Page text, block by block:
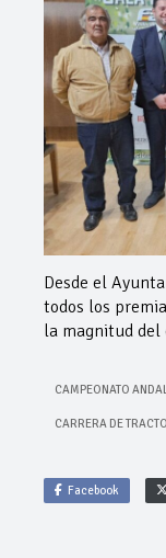
Desde el
todos los
la magnitud del
CAMPEONATO
CARRERA DE
Facebook